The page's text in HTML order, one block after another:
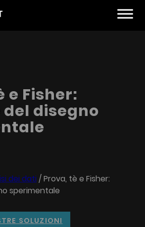
e Fisher:
disegno
dei dati /Prova, tè e Fisher:
sperimentale
SOLUZIONI